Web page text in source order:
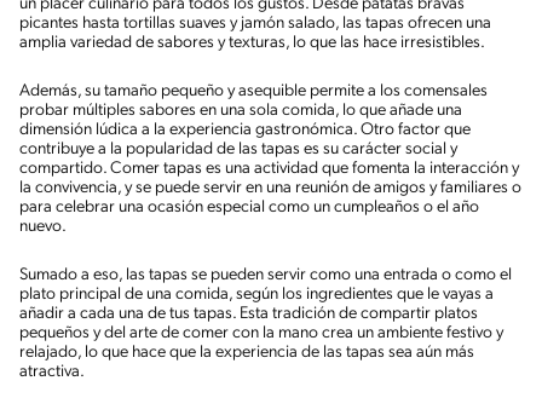
un placer culinario para todos los gustos. Desde patatas bravas
picantes hasta tortillas suaves y jamón salado, las tapas ofrecen una
amplia variedad de sabores y texturas, lo que las hace irresistibles.
Además, su tamaño pequeño y asequible permite a los comensales
probar múltiples sabores en una sola comida, lo que añade una
dimensión lúdica a la experiencia gastronómica. Otro factor que
contribuye a la popularidad de las tapas es su carácter social y
compartido. Comer tapas es una actividad que fomenta la interacción y
la convivencia, y se puede servir en una reunión de amigos y familiares o
para celebrar una ocasión especial como un cumpleaños o el año
nuevo.
Sumado a eso, las tapas se pueden servir como una entrada o como el
plato principal de una comida, según los ingredientes que le vayas a
añadir a cada una de tus tapas. Esta tradición de compartir platos
pequeños y del arte de comer con la mano crea un ambiente festivo y
relajado, lo que hace que la experiencia de las tapas sea aún más
atractiva.